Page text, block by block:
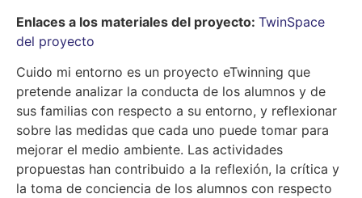
Enlaces a los materiales del proyecto: TwinSpace
del proyecto
Cuido mi entorno es un proyecto eTwinning que
pretende analizar la conducta de los alumnos y de
sus familias con respecto a su entorno, y reflexionar
sobre las medidas que cada uno puede tomar para
mejorar el medio ambiente. Las actividades
propuestas han contribuido a la reflexión, la crítica y
la toma de conciencia de los alumnos con respecto